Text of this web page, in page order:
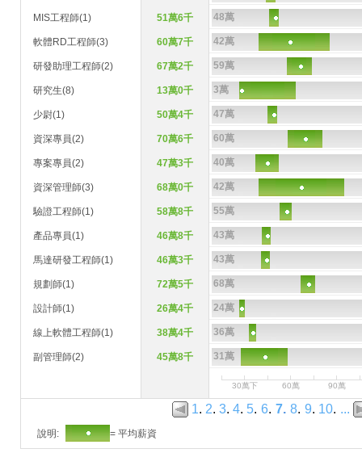
MIS工程師(1) 51萬6千 48萬
軟體RD工程師(3) 60萬7千 42萬
研發助理工程師(2) 67萬2千 59萬
研究生(8) 13萬0千 3萬
少尉(1) 50萬4千 47萬
資深專員(2) 70萬6千 60萬
專案專員(2) 47萬3千 40萬
資深管理師(3) 68萬0千 42萬
驗證工程師(1) 58萬8千 55萬
產品專員(1) 46萬8千 43萬
馬達研發工程師(1) 46萬3千 43萬
規劃師(1) 72萬5千 68萬
設計師(1) 26萬4千 24萬
線上軟體工程師(1) 38萬4千 36萬
副管理師(2) 45萬8千 31萬
30萬下 60萬 90萬
1. 2. 3. 4. 5. 6. 7. 8. 9. 10. ...
說明: = 平均薪資